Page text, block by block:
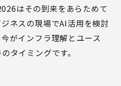
はその到来をあらためて
ネスの現場でAI活用を検討
がインフラ理解とユース
タイミングです。